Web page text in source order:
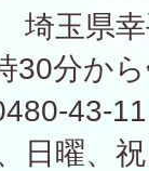
埼玉県幸
30分か
43-
日曜、